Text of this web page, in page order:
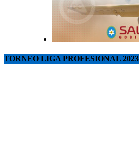
TORNEO LIGA PROFESIONAL 2023